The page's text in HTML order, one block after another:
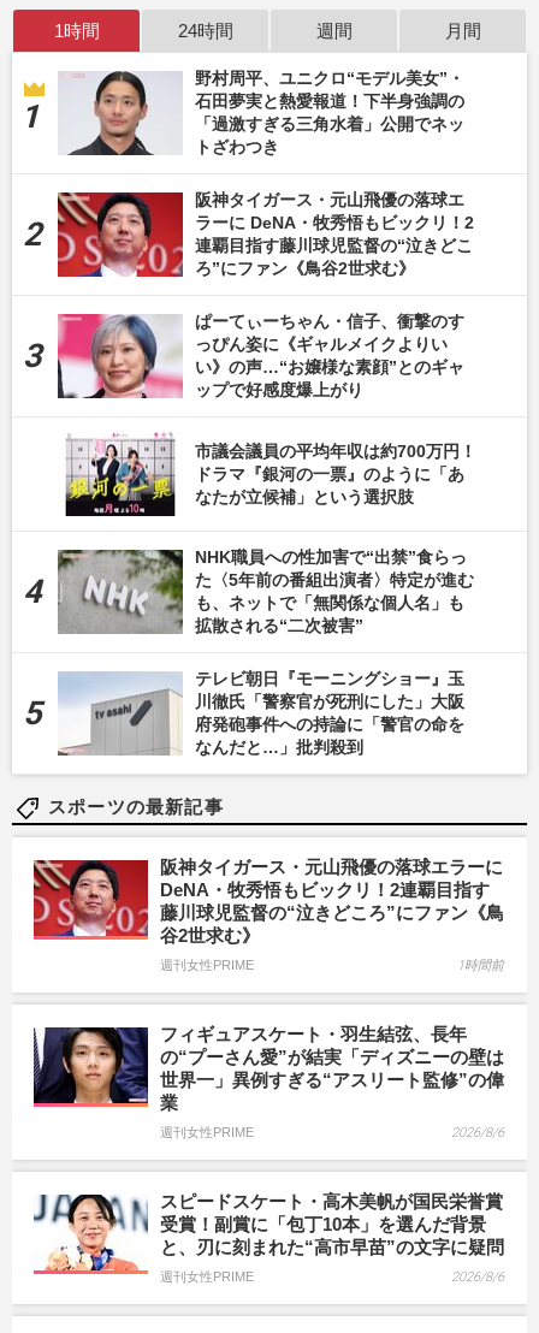
1時間 24時間 週間 月間
野村周平、ユニクロ“モデル美女”・
石田夢実と熱愛報道！下半身強調の
「過激すぎる三角水着」公開でネッ
トざわつき
阪神タイガース・元山飛優の落球エ
ラーに DeNA・牧秀悟もビックリ！2
連覇目指す藤川球児監督の“泣きどこ
ろ”にファン《鳥谷2世求む》
ぱーてぃーちゃん・信子、衝撃のす
っぴん姿に《ギャルメイクよりい
い》の声…“お嬢様な素顔”とのギャ
ップで好感度爆上がり
市議会議員の平均年収は約700万円！
ドラマ『銀河の一票』のように「あ
なたが立候補」という選択肢
NHK職員への性加害で“出禁”食らっ
た〈5年前の番組出演者〉特定が進む
も、ネットで「無関係な個人名」も
拡散される“二次被害”
テレビ朝日『モーニングショー』玉
川徹氏「警察官が死刑にした」大阪
府発砲事件への持論に「警官の命を
なんだと…」批判殺到
スポーツの最新記事
阪神タイガース・元山飛優の落球エラーに
DeNA・牧秀悟もビックリ！2連覇目指す
藤川球児監督の“泣きどころ”にファン《鳥
谷2世求む》
週刊女性PRIME 1時間前
フィギュアスケート・羽生結弦、長年
の“プーさん愛”が結実「ディズニーの壁は
世界一」異例すぎる“アスリート監修”の偉
業
週刊女性PRIME 2026/8/6
スピードスケート・高木美帆が国民栄誉賞
受賞！副賞に「包丁10本」を選んだ背景
と、刃に刻まれた“高市早苗”の文字に疑問
週刊女性PRIME 2026/8/6